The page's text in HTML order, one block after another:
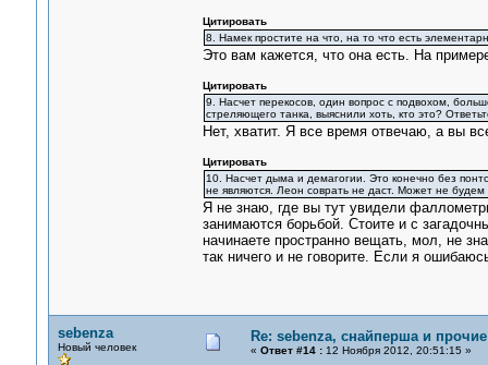
Цитировать
8. Намек простите на что, на то что есть
Это вам кажется, что она есть. На
Цитировать
9. Насчет перекосов, один вопрос с подвохом,
стреляющего танка, выяснили хоть, кто это?
Нет, хватит. Я все время отвечаю, а вы
Цитировать
10. Насчет дыма и демагогии. Это конечно без
не являются. Леон соврать не даст. Может не
Я не знаю, где вы тут увидели
занимаются борьбой. Стоите и с
начинаете пространно вещать, мол, не
так ничего и не говорите. Если я
sebenza
Новый человек
Re: sebenza, снайперша и
« Ответ #14 :12 Ноября 2012, 20:51:15 »